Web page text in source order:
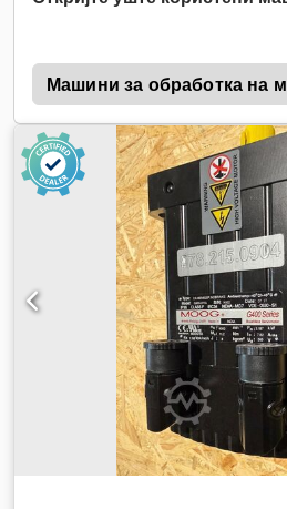
Машини за обработка на